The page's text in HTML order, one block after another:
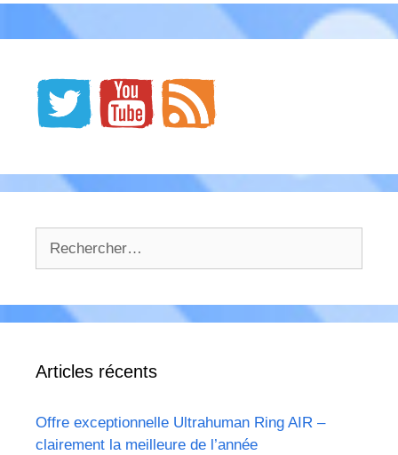
Articles récents
Offre exceptionnelle Ultrahuman Ring AIR –
clairement la meilleure de l’année